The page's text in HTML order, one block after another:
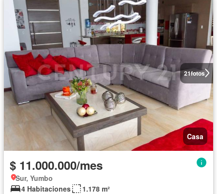
21fotos
Casa
$ 11.000.000/mes
Sur, Yumbo
4 Habitaciones
1.178 m²